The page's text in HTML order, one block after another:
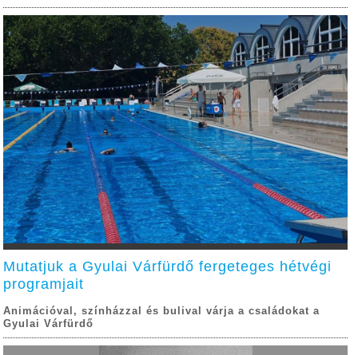
Mutatjuk a Gyulai Várfürdő fergeteges hétvégi
programjait
Animációval, színházzal és bulival várja a családokat a
Gyulai Várfürdő